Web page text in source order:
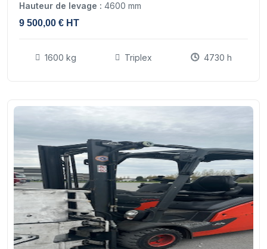
Hauteur de levage : 4600 mm
9 500,00 € HT
1600 kg Triplex 4730 h